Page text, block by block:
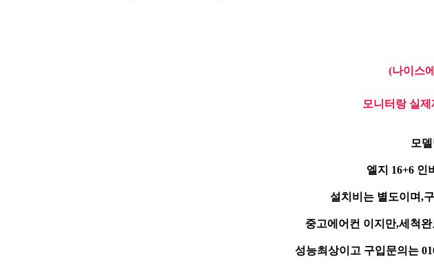
(나이스
모니터랑 실
모
엘지 16+6 인
설치비는 별도이며,
중고에어컨 이지만,세척
성능최상이고 구입문의는